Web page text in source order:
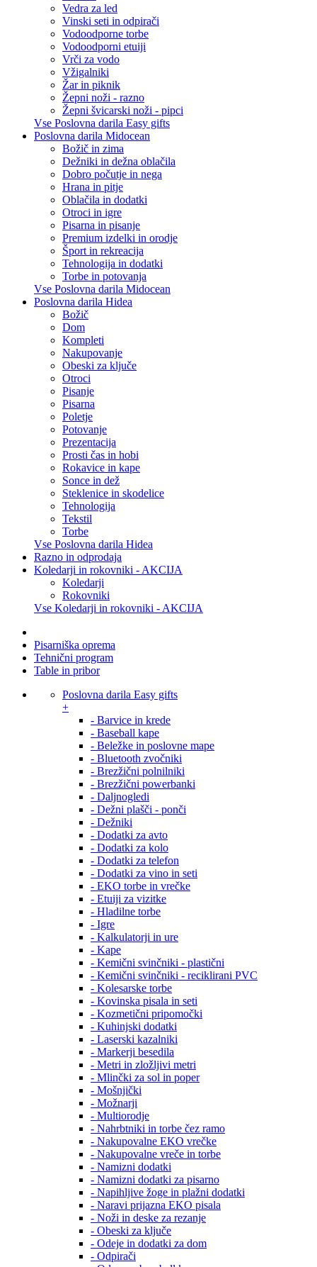
Vedra za led
Vinski seti in odpirači
Vodoodporne torbe
Vodoodporni etuiji
Vrči za vodo
Vžigalniki
Žar in piknik
Žepni noži - razno
Žepni švicarski noži - pipci
Vse Poslovna darila Easy gifts
Poslovna darila Midocean
Božič in zima
Dežniki in dežna oblačila
Dobro počutje in nega
Hrana in pitje
Oblačila in dodatki
Otroci in igre
Pisarna in pisanje
Premium izdelki in orodje
Šport in rekreacija
Tehnologija in dodatki
Torbe in potovanja
Vse Poslovna darila Midocean
Poslovna darila Hidea
Božič
Dom
Kompleti
Nakupovanje
Obeski za ključe
Otroci
Pisanje
Pisarna
Poletje
Potovanje
Prezentacija
Prosti čas in hobi
Rokavice in kape
Sonce in dež
Steklenice in skodelice
Tehnologija
Tekstil
Torbe
Vse Poslovna darila Hidea
Razno in odprodaja
Koledarji in rokovniki - AKCIJA
Koledarji
Rokovniki
Vse Koledarji in rokovniki - AKCIJA
Pisarniška oprema
Tehnični program
Table in pribor
Poslovna darila Easy gifts
+
- Barvice in krede
- Baseball kape
- Beležke in poslovne mape
- Bluetooth zvočniki
- Brezžični polnilniki
- Brezžični powerbanki
- Daljnogledi
- Dežni plašči - ponči
- Dežniki
- Dodatki za avto
- Dodatki za kolo
- Dodatki za telefon
- Dodatki za vino in seti
- EKO torbe in vrečke
- Etuiji za vizitke
- Hladilne torbe
- Igre
- Kalkulatorji in ure
- Kape
- Kemični svinčniki - plastični
- Kemični svinčniki - reciklirani PVC
- Kolesarske torbe
- Kovinska pisala in seti
- Kozmetični pripomočki
- Kuhinjski dodatki
- Laserski kazalniki
- Markerji besedila
- Metri in zložljivi metri
- Mlinčki za sol in poper
- Mošnjički
- Možnarji
- Multiorodje
- Nahrbtniki in torbe čez ramo
- Nakupovalne EKO vrečke
- Nakupovalne vreče in torbe
- Namizni dodatki
- Namizni dodatki za pisarno
- Napihljive žoge in plažni dodatki
- Naravi prijazna EKO pisala
- Noži in deske za rezanje
- Obeski za ključe
- Odeje in dodatki za dom
- Odpirači